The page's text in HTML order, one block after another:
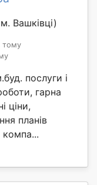
Вашківці)
тому
послуги і
гарна
ціни,
планів